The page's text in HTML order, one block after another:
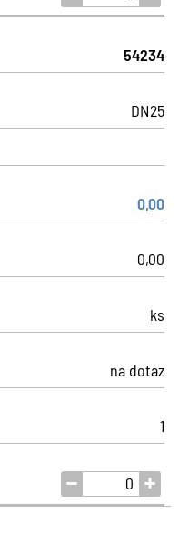
54234
DN25
0,00
0,00
ks
na dotaz
1